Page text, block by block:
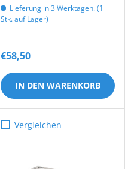
Lieferung in 3 Werktagen. (1
Stk. auf Lager)
€58,50
IN DEN WARENKORB
Vergleichen